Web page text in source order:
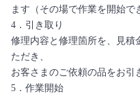
ます（その場で作業を開始で
4．引き取り
修理内容と修理箇所を、見積
ただき、
お客さまのご依頼の品をお引
5．作業開始